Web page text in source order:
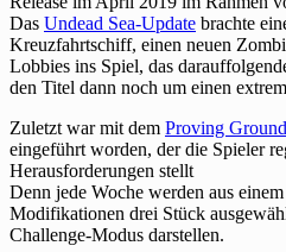
Das Undead Sea-Update brachte
Kreuzfahrtschiff, einen neuen
Lobbies ins Spiel, das
den Titel dann noch um einen
Zuletzt war mit dem Proving
eingeführt worden, der die Spieler
Herausforderungen stellt
Denn jede Woche werden aus
Modifikationen drei Stück
Challenge-Modus darstellen.